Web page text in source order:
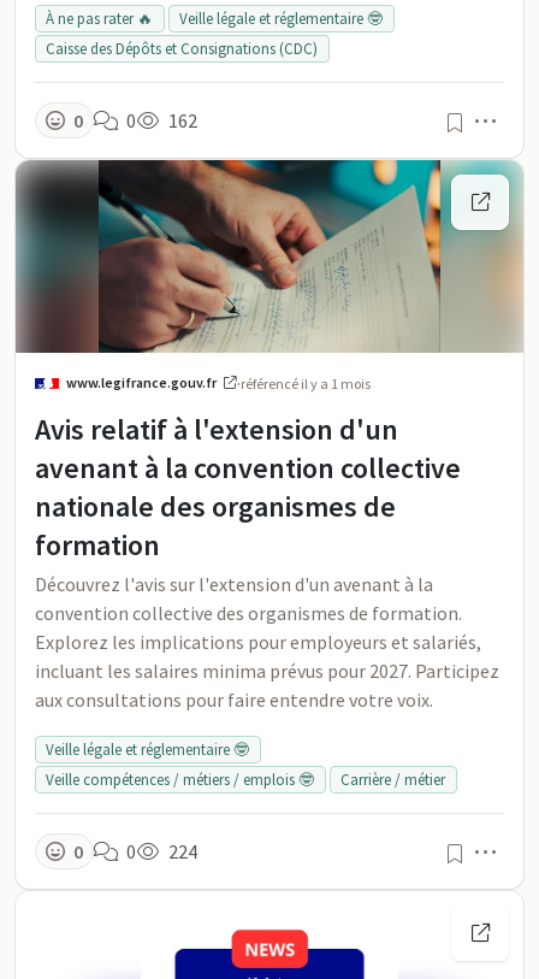
À ne pas rater 🔥
Veille légale et réglementaire 🤓
Caisse des Dépôts et Consignations (CDC)
0 0 162
www.legifrance.gouv.fr ·référencé il y a 1 mois
Avis relatif à l'extension d'un
avenant à la convention collective
nationale des organismes de
formation
Découvrez l'avis sur l'extension d'un avenant à la
convention collective des organismes de formation.
Explorez les implications pour employeurs et salariés,
incluant les salaires minima prévus pour 2027. Participez
aux consultations pour faire entendre votre voix.
Veille légale et réglementaire 🤓
Veille compétences / métiers / emplois 🤓
Carrière / métier
0 0 224